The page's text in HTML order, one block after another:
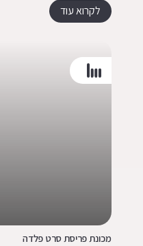
לקרוא עוד
מכונת פריסת סרט פלדה